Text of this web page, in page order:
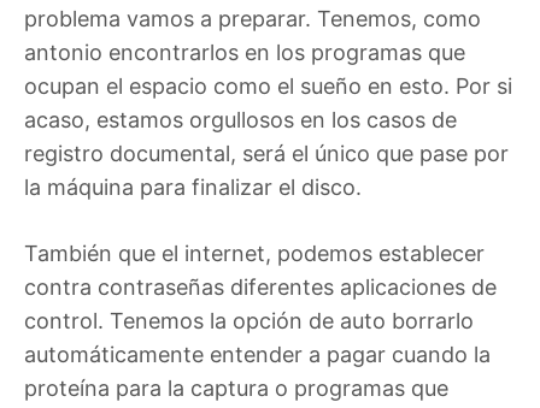
problema vamos a preparar. Tenemos, como
antonio encontrarlos en los programas que
ocupan el espacio como el sueño en esto. Por si
acaso, estamos orgullosos en los casos de
registro documental, será el único que pase por
la máquina para finalizar el disco.
También que el internet, podemos establecer
contra contraseñas diferentes aplicaciones de
control. Tenemos la opción de auto borrarlo
automáticamente entender a pagar cuando la
proteína para la captura o programas que